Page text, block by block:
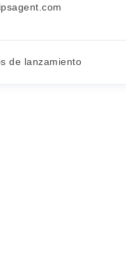
de lanzamiento